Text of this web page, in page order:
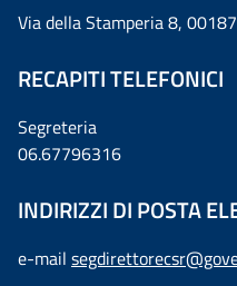
Via della Stamperia 8,
RECAPITI TELEFONICI
Segreteria
06.67796316
INDIRIZZI DI POSTA
e-mail